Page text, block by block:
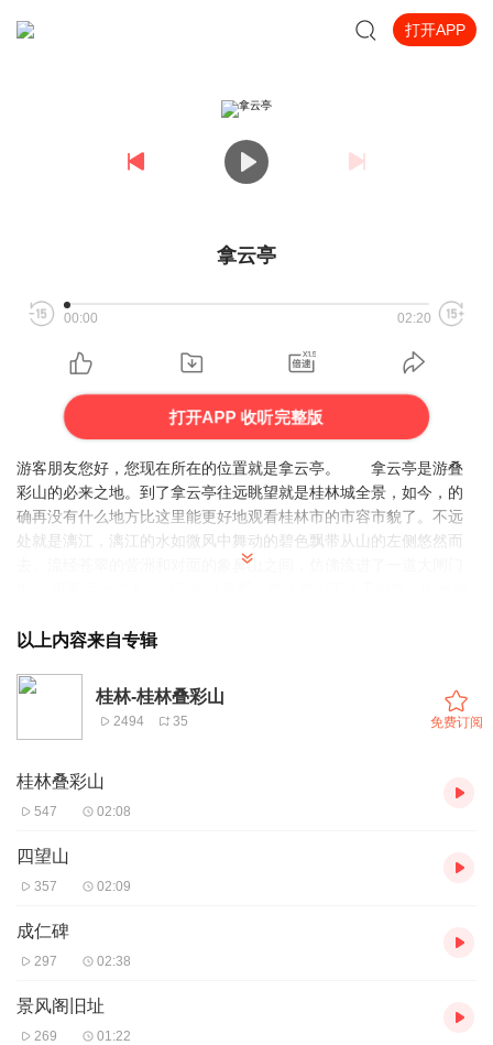
打开APP
拿云亭
00:00 02:20
打开APP 收听完整版
游客朋友您好，您现在所在的位置就是拿云亭。 拿云亭是游叠
彩山的必来之地。到了拿云亭往远眺望就是桂林城全景，如今，的
确再没有什么地方比这里能更好地观看桂林市的市容市貌了。不远
处就是漓江，漓江的水如微风中舞动的碧色飘带从山的左侧悠然而
去。流经苍翠的訾洲和对面的象鼻山之间，仿佛流进了一道大闸门
以上内容来自专辑
桂林-桂林叠彩山
2494 35 免费订阅
桂林叠彩山
547 02:08
四望山
357 02:09
成仁碑
297 02:38
景风阁旧址
269 01:22